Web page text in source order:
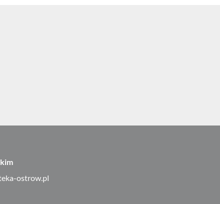
ostrow.pl